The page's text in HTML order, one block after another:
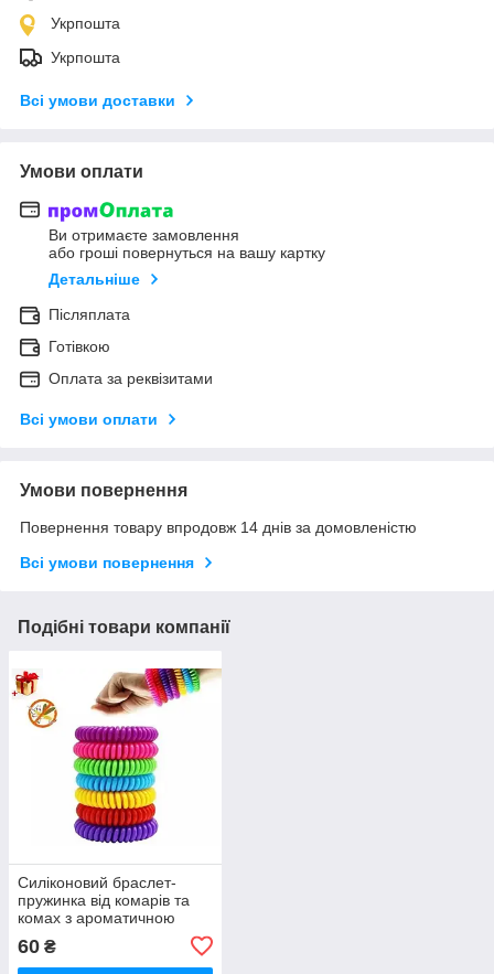
Укрпошта
Укрпошта
Всі умови доставки
Умови оплати
Ви отримаєте замовлення
або гроші повернуться на вашу картку
Детальніше
Післяплата
Готівкою
Оплата за реквізитами
Всі умови оплати
Умови повернення
Повернення товару впродовж 14 днів за домовленістю
Всі умови повернення
Подібні товари компанії
Силіконовий браслет-
пружинка від комарів та
комах з ароматичною
60 ₴